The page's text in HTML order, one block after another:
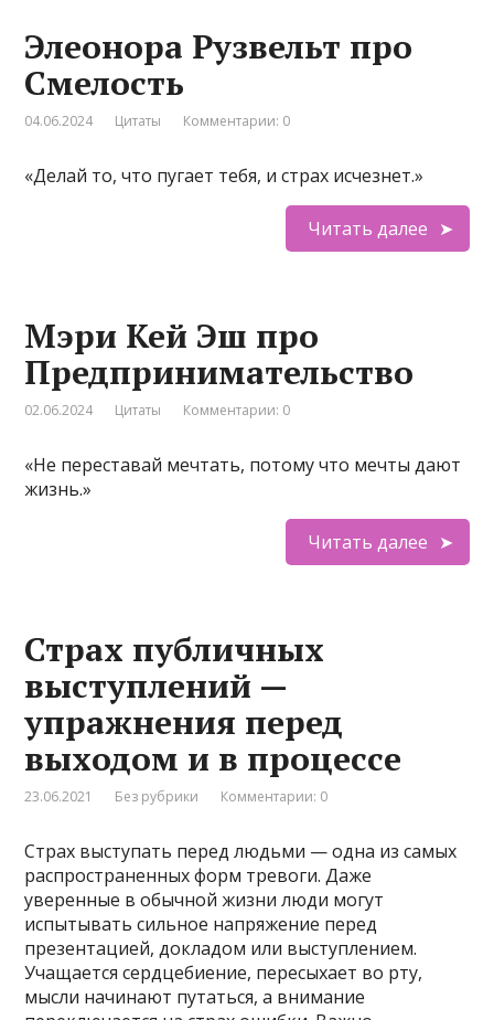
Элеонора Рузвельт про
Смелость
04.06.2024 Цитаты Комментарии: 0
«Делай то, что пугает тебя, и страх исчезнет.»
Читать далее
Мэри Кей Эш про
Предпринимательство
02.06.2024 Цитаты Комментарии: 0
«Не переставай мечтать, потому что мечты дают
жизнь.»
Читать далее
Страх публичных
выступлений —
упражнения перед
выходом и в процессе
23.06.2021 Без рубрики Комментарии: 0
Страх выступать перед людьми — одна из самых
распространенных форм тревоги. Даже
уверенные в обычной жизни люди могут
испытывать сильное напряжение перед
презентацией, докладом или выступлением.
Учащается сердцебиение, пересыхает во рту,
мысли начинают путаться, а внимание